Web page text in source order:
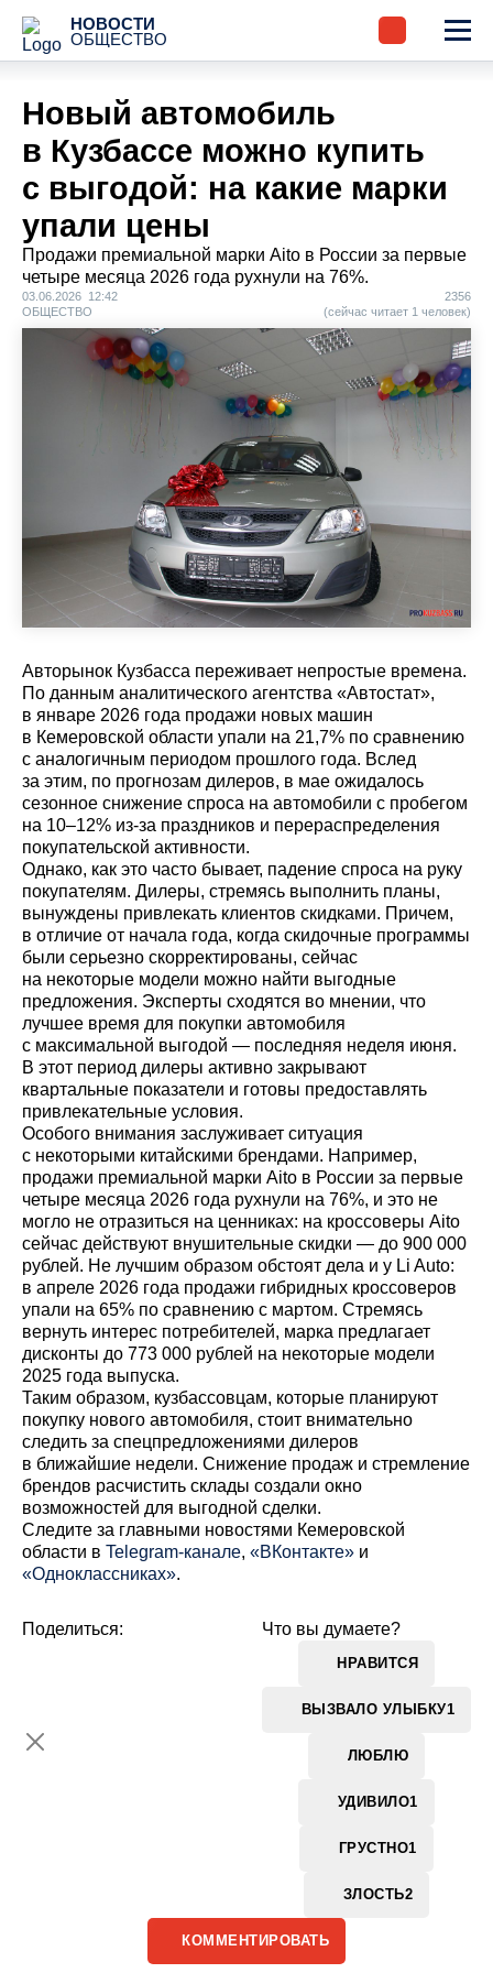
НОВОСТИ
ОБЩЕСТВО
Новый автомобиль
в Кузбассе можно купить
с выгодой: на какие марки
упали цены
Продажи премиальной марки Aito в России за первые
четыре месяца 2026 года рухнули на 76%.
03.06.2026 12:42
ОБЩЕСТВО
2356
(сейчас читает 1 человек)
Авторынок Кузбасса переживает непростые времена.
По данным аналитического агентства «Автостат»,
в январе 2026 года продажи новых машин
в Кемеровской области упали на 21,7% по сравнению
с аналогичным периодом прошлого года. Вслед
за этим, по прогнозам дилеров, в мае ожидалось
сезонное снижение спроса на автомобили с пробегом
на 10–12% из-за праздников и перераспределения
покупательской активности.
Однако, как это часто бывает, падение спроса на руку
покупателям. Дилеры, стремясь выполнить планы,
вынуждены привлекать клиентов скидками. Причем,
в отличие от начала года, когда скидочные программы
были серьезно скорректированы, сейчас
на некоторые модели можно найти выгодные
предложения. Эксперты сходятся во мнении, что
лучшее время для покупки автомобиля
с максимальной выгодой — последняя неделя июня.
В этот период дилеры активно закрывают
квартальные показатели и готовы предоставлять
привлекательные условия.
Особого внимания заслуживает ситуация
с некоторыми китайскими брендами. Например,
продажи премиальной марки Aito в России за первые
четыре месяца 2026 года рухнули на 76%, и это не
могло не отразиться на ценниках: на кроссоверы Aito
сейчас действуют внушительные скидки — до 900 000
рублей. Не лучшим образом обстоят дела и у Li Auto:
в апреле 2026 года продажи гибридных кроссоверов
упали на 65% по сравнению с мартом. Стремясь
вернуть интерес потребителей, марка предлагает
дисконты до 773 000 рублей на некоторые модели
2025 года выпуска.
Таким образом, кузбассовцам, которые планируют
покупку нового автомобиля, стоит внимательно
следить за спецпредложениями дилеров
в ближайшие недели. Снижение продаж и стремление
брендов расчистить склады создали окно
возможностей для выгодной сделки.
Cледите за главными новостями Кемеровской
области в Telegram-канале, «ВКонтакте» и
«Одноклассниках».
Что вы думаете?
НРАВИТСЯ
ВЫЗВАЛО УЛЫБКУ1
ЛЮБЛЮ
УДИВИЛО1
ГРУСТНО1
ЗЛОСТЬ2
Поделиться:
КОММЕНТИРОВАТЬ